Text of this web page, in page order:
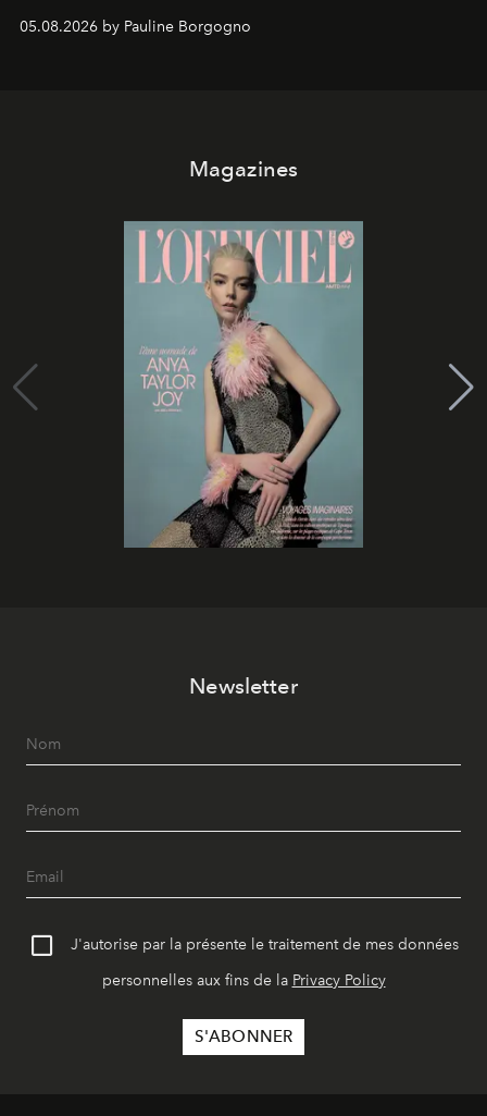
05.08.2026 by Pauline Borgogno
Magazines
Newsletter
J'autorise par la présente le traitement de mes données
personnelles aux fins de la Privacy Policy